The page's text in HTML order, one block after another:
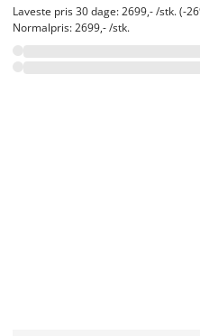
Laveste pris 30 dage: 2699,- /stk. (-
Normalpris: 2699,- /stk.